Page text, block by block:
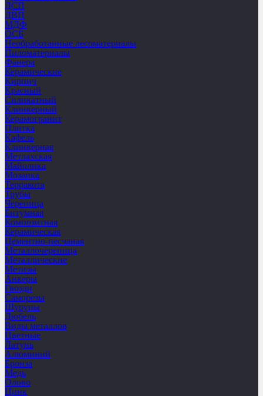
ДСП
ДВП
МДФ
ОСБ
Необработанные лесоматериалы
Пиломатериалы
Фанера
Керамические
Кирпич
Красный
Силикатный
Клинкерный
Керамогранит
Плитка
Кафель
Клинкерная
Метлахская
Майолика
Мозаика
Терракота
Трубы
Черепица
Битумная
Композитная
Керамическая
Цементно-песчаная
Металлочерепица
Металлические
Метизы
Анкеры
Гвозди
Саморезы
Шурупы
Дюбель
Виды металлов
Цветные
Латунь
Алюминий
Бронза
Медь
Олово
Цинк